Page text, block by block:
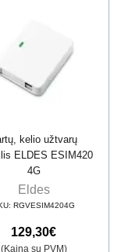
kelio užtvarų
ELDES ESIM420
4G
Eldes
RGVESIM4204G
129,30€
(Kaina su PVM)